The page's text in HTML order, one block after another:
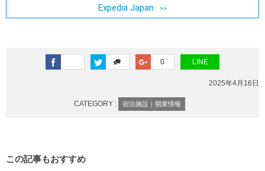
Expedia Japan
0 LINE
2025年4月16日
CATEGORY : 宿泊施設｜開業情報
この記事もおすすめ